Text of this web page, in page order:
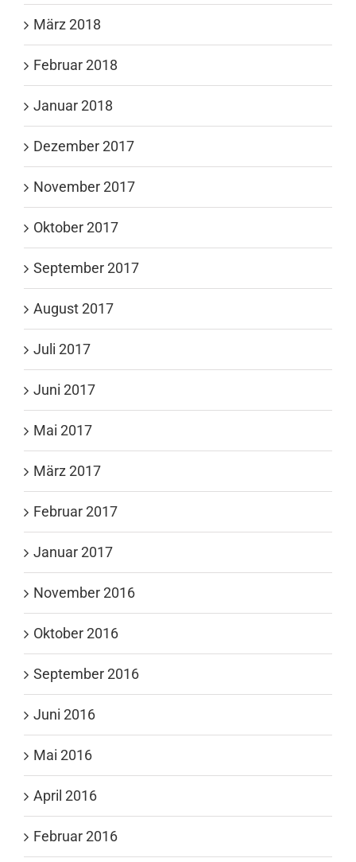
März 2018
Februar 2018
Januar 2018
Dezember 2017
November 2017
Oktober 2017
September 2017
August 2017
Juli 2017
Juni 2017
Mai 2017
März 2017
Februar 2017
Januar 2017
November 2016
Oktober 2016
September 2016
Juni 2016
Mai 2016
April 2016
Februar 2016